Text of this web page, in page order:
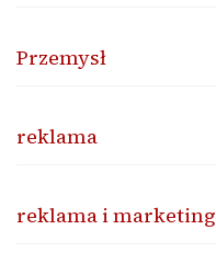
Przemysł
reklama
reklama i marketing